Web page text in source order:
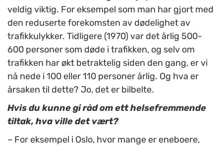
veldig viktig. For eksempel som man har gjort med
den reduserte forekomsten av dødelighet av
trafikkulykker. Tidligere (1970) var det årlig 500-
600 personer som døde i trafikken, og selv om
trafikken har økt betraktelig siden den gang, er vi
nå nede i 100 eller 110 personer årlig. Og hva er
årsaken til dette? Jo, det er bilbelte.
Hvis du kunne gi råd om ett helsefremmende
tiltak, hva ville det vært?
– For eksempel i Oslo, hvor mange er eneboere,